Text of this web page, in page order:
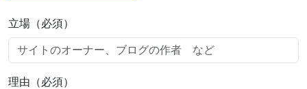
立場（必須）
理由（必須）